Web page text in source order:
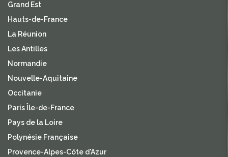
Grand Est
Hauts-de-France
La Réunion
Les Antilles
Normandie
Nouvelle-Aquitaine
Occitanie
Paris Île-de-France
Pays de la Loire
Polynésie Française
Provence-Alpes-Côte d'Azur